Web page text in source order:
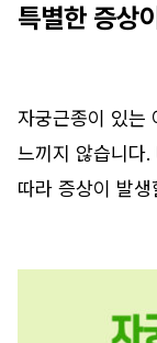
특별한 증상
자궁근종이 있는
느끼지 않습니다
따라 증상이 발